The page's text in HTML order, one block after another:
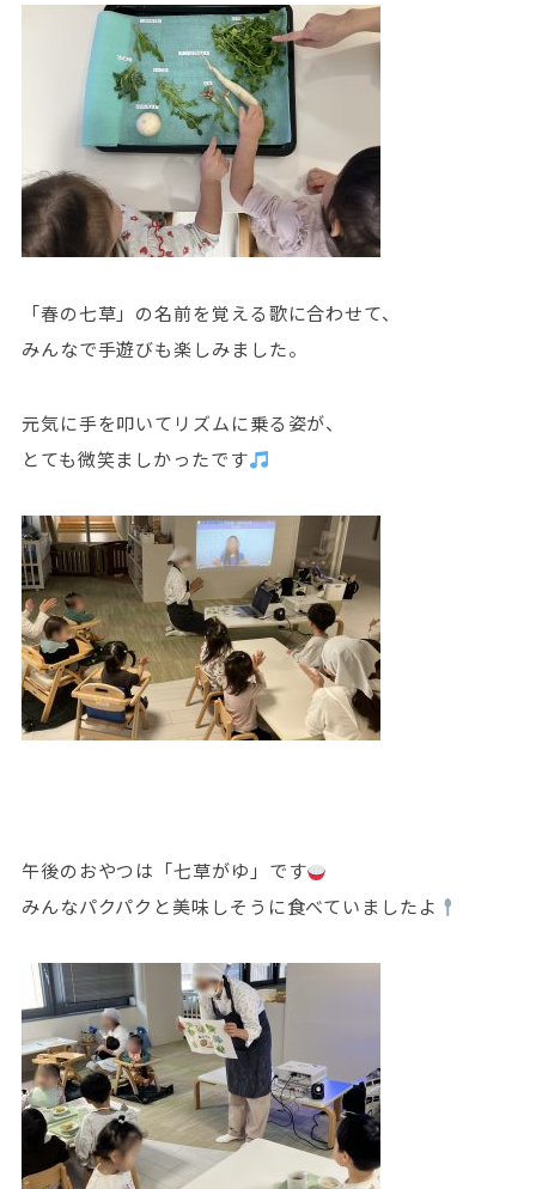
「春の七草」の名前を覚える歌に合わせて、
みんなで手遊びも楽しみました。
元気に手を叩いてリズムに乗る姿が、
とても微笑ましかったです
午後のおやつは「七草がゆ」です
みんなパクパクと美味しそうに食べていましたよ